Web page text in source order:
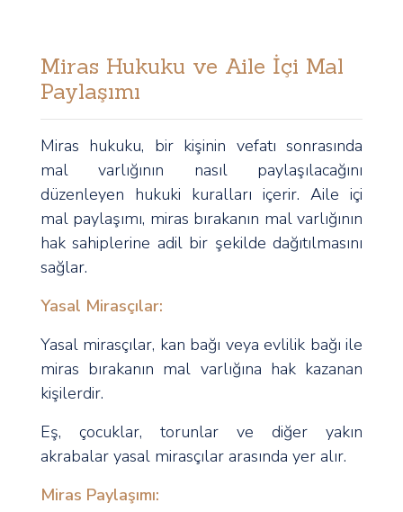
Miras Hukuku ve Aile İçi Mal
Paylaşımı
Miras hukuku, bir kişinin vefatı sonrasında
mal varlığının nasıl paylaşılacağını
düzenleyen hukuki kuralları içerir. Aile içi
mal paylaşımı, miras bırakanın mal varlığının
hak sahiplerine adil bir şekilde dağıtılmasını
sağlar.
Yasal Mirasçılar:
Yasal mirasçılar, kan bağı veya evlilik bağı ile
miras bırakanın mal varlığına hak kazanan
kişilerdir.
Eş, çocuklar, torunlar ve diğer yakın
akrabalar yasal mirasçılar arasında yer alır.
Miras Paylaşımı: